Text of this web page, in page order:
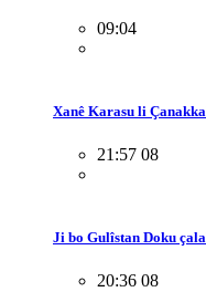
09:04
Xanê Karasu li
21:57 08
Ji bo Gulîstan Doku
20:36 08